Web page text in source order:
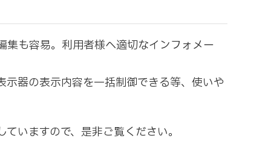
集も容易。利用者様へ適切なインフォメー
器の表示内容を一括制御できる等、使いや
いますので、是非ご覧ください。